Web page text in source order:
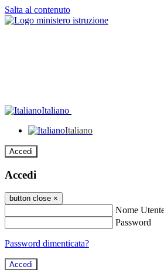
Salta al contenuto
Italiano
Italiano
Accedi
Accedi
button close ×
Nome
Password
Password dimenticata?